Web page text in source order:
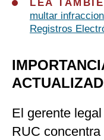
LEA
multar
Registros
El gerente
RUC